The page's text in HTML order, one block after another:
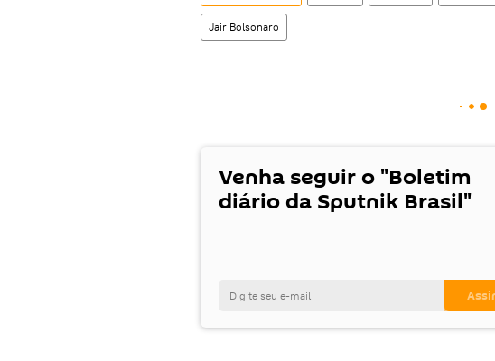
Jair Bolsonaro
Venha seguir o "Boletim
diário da Sputnik Brasil"